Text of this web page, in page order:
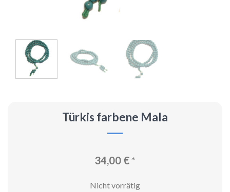
Türkis farbene Mala
34,00 €*
Nicht vorrätig